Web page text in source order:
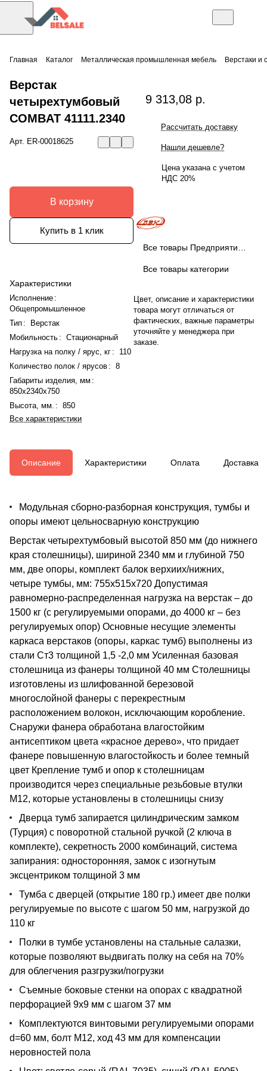
Главная Каталог Металлическая промышленная мебель Верстаки и
Верстак
четырехтумбовый
COMBAT 41111.2340
Арт. ER-00018625
В корзину
Купить в 1 клик
Характеристики
Исполнение :
Общепромышленное
Тип :
Верстак
Мобильность : Стационарный
Нагрузка на полку / ярус, кг :
110
Количество полок / ярусов : 8
Габариты изделия, мм :
850x2340x750
Высота, мм. : 850
Все характеристики
9 313,08 р.
Рассчитать доставку
Нашли дешевле?
Цена указана с учетом
НДС 20%
Все товары категории
Цвет, описание и характеристики
товара могут отличаться от
фактических, важные параметры
уточняйте у менеджера при
заказе.
Описание Характеристики Оплата Доставка
Модульная сборно-разборная конструкция, тумбы и
опоры имеют цельносварную конструкцию
Верстак четырехтумбовый высотой 850 мм (до нижнего
края столешницы), шириной 2340 мм и глубиной 750
мм, две опоры, комплект балок верхиих/нижних,
четыре тумбы, мм: 755х515х720 Допустимая
равномерно-распределенная нагрузка на верстак – до
1500 кг (с регулируемыми опорами, до 4000 кг – без
регулируемых опор) Основные несущие элементы
каркаса верстаков (опоры, каркас тумб) выполнены из
стали Ст3 толщиной 1,5 -2,0 мм Усиленная базовая
столешница из фанеры толщиной 40 мм Столешницы
изготовлены из шлифованной березовой
многослойной фанеры с перекрестным
расположением волокон, исключающим коробление.
Снаружи фанера обработана влагостойким
антисептиком цвета «красное дерево», что придает
фанере повышенную влагостойкость и более темный
цвет Крепление тумб и опор к столешницам
производится через специальные резьбовые втулки
М12, которые установлены в столешницы снизу
Дверца тумб запирается цилиндрическим замком
(Турция) с поворотной стальной ручкой (2 ключа в
комплекте), секретность 2000 комбинаций, система
запирания: односторонняя, замок с изогнутым
эксцентриком толщиной 3 мм
Тумба с дверцей (открытие 180 гр.) имеет две полки
регулируемые по высоте с шагом 50 мм, нагрузкой до
110 кг
Полки в тумбе установлены на стальные салазки,
которые позволяют выдвигать полку на себя на 70%
для облегчения разгрузки/погрузки
Съемные боковые стенки на опорах с квадратной
перфорацией 9х9 мм с шагом 37 мм
Комплектуются винтовыми регулируемыми опорами
d=60 мм, болт М12, ход 43 мм для компенсации
неровностей пола